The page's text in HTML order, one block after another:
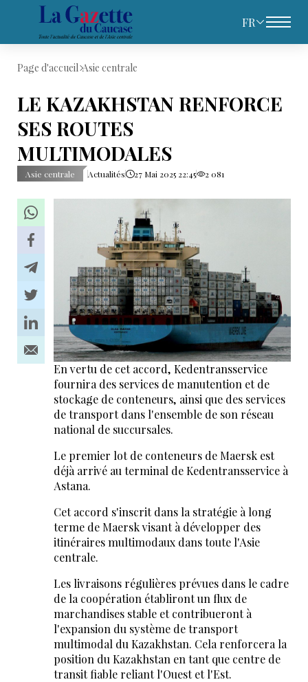
FR
Page d'accueil Asie centrale
LE KAZAKHSTAN RENFORCE
SES ROUTES
MULTIMODALES
Asie centrale Actualités 27 Mai 2025 22:45 2 081
En vertu de cet accord, Kedentransservice
fournira des services de manutention et de
stockage de conteneurs, ainsi que des services
de transport dans l'ensemble de son réseau
national de succursales.
Le premier lot de conteneurs de Maersk est
déjà arrivé au terminal de Kedentransservice à
Astana.
Cet accord s'inscrit dans la stratégie à long
terme de Maersk visant à développer des
itinéraires multimodaux dans toute l'Asie
centrale.
Les livraisons régulières prévues dans le cadre
de la coopération établiront un flux de
marchandises stable et contribueront à
l'expansion du système de transport
multimodal du Kazakhstan. Cela renforcera la
position du Kazakhstan en tant que centre de
transit fiable reliant l'Ouest et l'Est.